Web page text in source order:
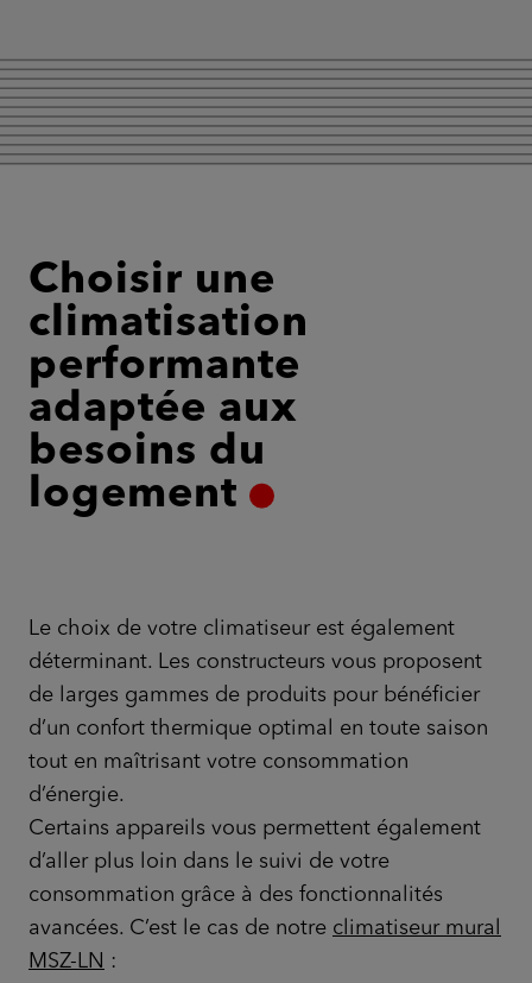
Choisir une
climatisation
performante
adaptée aux
besoins du
logement
Le choix de votre climatiseur est également
déterminant. Les constructeurs vous proposent
de larges gammes de produits pour bénéficier
d’un confort thermique optimal en toute saison
tout en maîtrisant votre consommation
d’énergie.
Certains appareils vous permettent également
d’aller plus loin dans le suivi de votre
consommation grâce à des fonctionnalités
avancées. C’est le cas de notre climatiseur mural
MSZ-LN :